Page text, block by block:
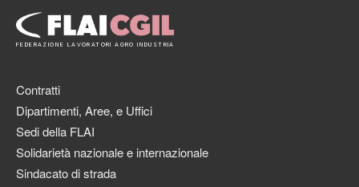
FEDERAZIONE LAVORATORI AGRO INDUSTRIA
Contratti
Dipartimenti, Aree, e Uffici
Sedi della FLAI
Solidarietà nazionale e internazionale
Sindacato di strada